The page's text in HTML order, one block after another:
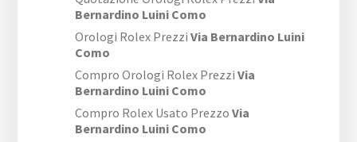
Bernardino Luini Como
Orologi Rolex Prezzi Via Bernardino Luini
Como
Compro Orologi Rolex Prezzi Via
Bernardino Luini Como
Compro Rolex Usato Prezzo Via
Bernardino Luini Como